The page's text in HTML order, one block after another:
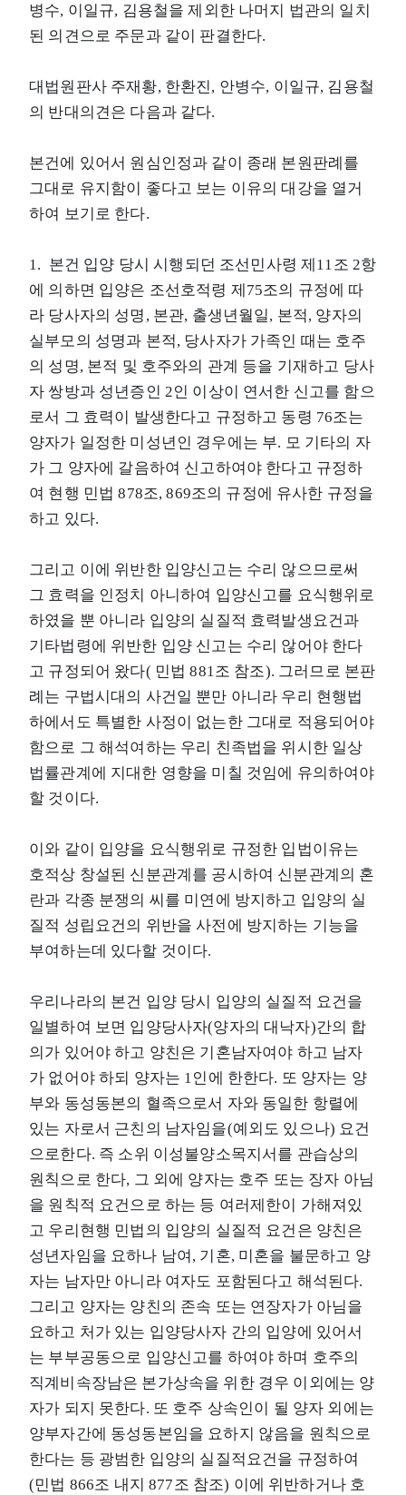
병수, 이일규, 김용철을 제외한 나머지 법관의 일치
된 의견으로 주문과 같이 판결한다.
대법원판사 주재황, 한환진, 안병수, 이일규, 김용철
의 반대의견은 다음과 같다.
본건에 있어서 원심인정과 같이 종래 본원판례를
그대로 유지함이 좋다고 보는 이유의 대강을 열거
하여 보기로 한다.
1. 본건 입양 당시 시행되던 조선민사령 제11조 2항
에 의하면 입양은 조선호적령 제75조의 규정에 따
라 당사자의 성명, 본관, 출생년월일, 본적, 양자의
실부모의 성명과 본적, 당사자가 가족인 때는 호주
의 성명, 본적 및 호주와의 관계 등을 기재하고 당사
자 쌍방과 성년증인 2인 이상이 연서한 신고를 함으
로서 그 효력이 발생한다고 규정하고 동령 76조는
양자가 일정한 미성년인 경우에는 부. 모 기타의 자
가 그 양자에 갈음하여 신고하여야 한다고 규정하
여 현행 민법 878조, 869조의 규정에 유사한 규정을
하고 있다.
그리고 이에 위반한 입양신고는 수리 않으므로써
그 효력을 인정치 아니하여 입양신고를 요식행위로
하였을 뿐 아니라 입양의 실질적 효력발생요건과
기타법령에 위반한 입양 신고는 수리 않어야 한다
고 규정되어 왔다( 민법 881조 참조). 그러므로 본판
례는 구법시대의 사건일 뿐만 아니라 우리 현행법
하에서도 특별한 사정이 없는한 그대로 적용되어야
함으로 그 해석여하는 우리 친족법을 위시한 일상
법률관계에 지대한 영향을 미칠 것임에 유의하여야
할 것이다.
이와 같이 입양을 요식행위로 규정한 입법이유는
호적상 창설된 신분관계를 공시하여 신분관계의 혼
란과 각종 분쟁의 씨를 미연에 방지하고 입양의 실
질적 성립요건의 위반을 사전에 방지하는 기능을
부여하는데 있다할 것이다.
우리나라의 본건 입양 당시 입양의 실질적 요건을
일별하여 보면 입양당사자(양자의 대낙자)간의 합
의가 있어야 하고 양친은 기혼남자여야 하고 남자
가 없어야 하되 양자는 1인에 한한다. 또 양자는 양
부와 동성동본의 혈족으로서 자와 동일한 항렬에
있는 자로서 근친의 남자임을(예외도 있으나) 요건
으로한다. 즉 소위 이성불양소목지서를 관습상의
원칙으로 한다, 그 외에 양자는 호주 또는 장자 아님
을 원칙적 요건으로 하는 등 여러제한이 가해져있
고 우리현행 민법의 입양의 실질적 요건은 양친은
성년자임을 요하나 남여, 기혼, 미혼을 불문하고 양
자는 남자만 아니라 여자도 포함된다고 해석된다.
그리고 양자는 양친의 존속 또는 연장자가 아님을
요하고 처가 있는 입양당사자 간의 입양에 있어서
는 부부공동으로 입양신고를 하여야 하며 호주의
직계비속장남은 본가상속을 위한 경우 이외에는 양
자가 되지 못한다. 또 호주 상속인이 될 양자 외에는
양부자간에 동성동본임을 요하지 않음을 원칙으로
한다는 등 광범한 입양의 실질적요건을 규정하여
(민법 866조 내지 877조 참조) 이에 위반하거나 호